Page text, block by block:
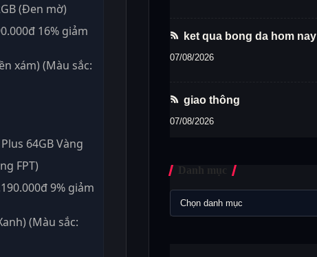
(Đen mờ)
16% giảm
xám) (Màu sắc:
64GB Vàng
FPT)
9% giảm
(Màu sắc:
ket qua bong da hom nay
07/08/2026
giao thông
07/08/2026